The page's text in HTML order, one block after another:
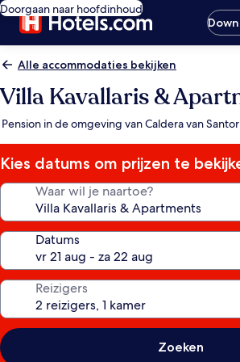
Doorgaan naar hoofdinhoud
Alle accommodaties bekijken
Villa Kavallaris &
Pension in de omgeving van Caldera van
Kies datums om prijzen te
Waar wil je naartoe?
Datums
Reizigers
Zoeken